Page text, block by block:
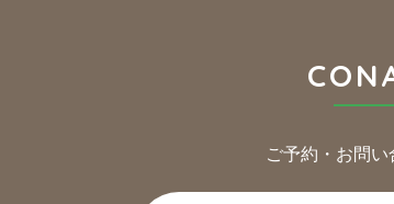
ご予約・お問い